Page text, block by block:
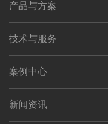
产品与方案
技术与服务
案例中心
新闻资讯